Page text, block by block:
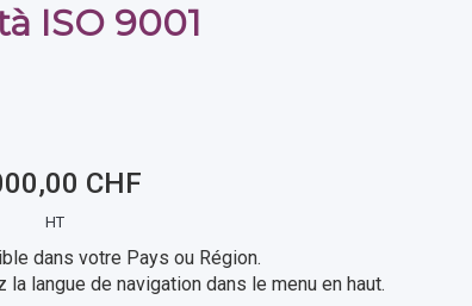
ISO 9001
CHF
HT
dans votre Pays ou Région.
la langue de navigation dans le menu en haut.